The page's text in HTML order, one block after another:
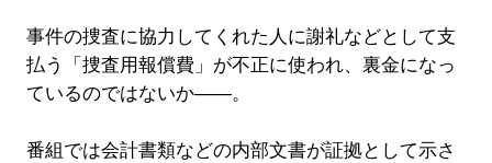
事件の捜査に協力してくれた人に謝礼などとして支
払う「捜査用報償費」が不正に使われ、裏金になっ
ているのではないか――。
番組では会計書類などの内部文書が証拠として示さ